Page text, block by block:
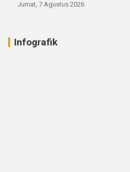
Jumat, 7 Agustus 2026
Infografik